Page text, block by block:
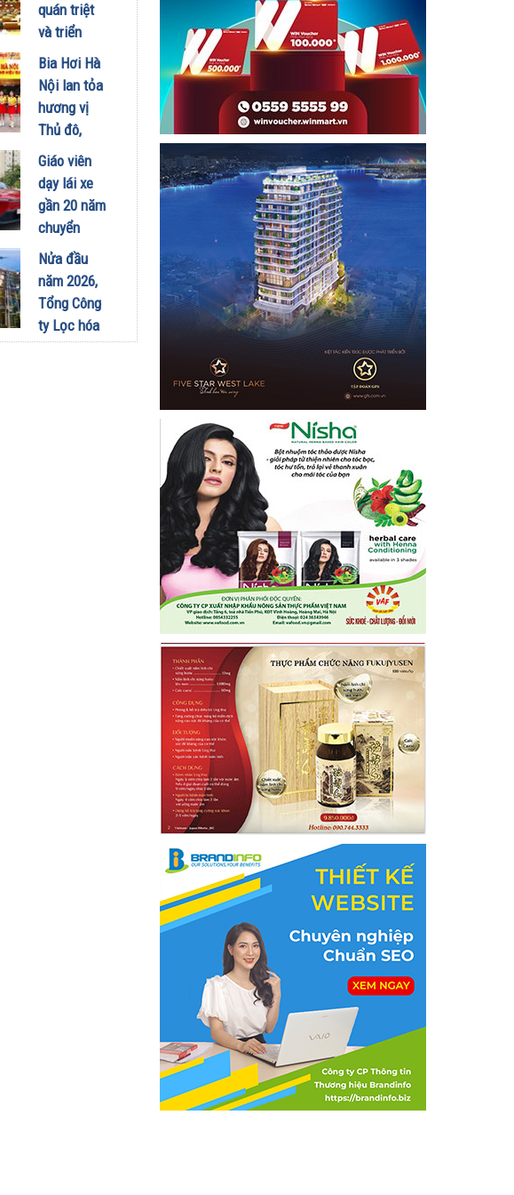
nghiệp -
sinh thái
tại Vũng
Áng
29/07/2026
quán triệt
và triển
khai thực
hiện Nghị
quyết Hội
nghị Trung
29/07/2026
Bia Hơi Hà
Nội lan tỏa
hương vị
Thủ đô,
khuấy động
mùa hè tại
TP. Hồ Chí
Minh
Giáo viên
dạy lái xe
gần 20 năm
chuyển
sang dùng
Limo
Green: Tôi
đã hiểu vì
sao xe điện
Nửa đầu
năm 2026,
Tổng Công
ty Lọc hóa
dầu Việt